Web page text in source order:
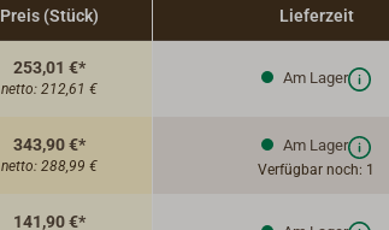
Preis (Stück) Lieferzeit
253,01 €*
netto: 212,61 €
Am Lager
343,90 €*
netto: 288,99 €
Am Lager
Verfügbar noch: 1
141,90 €*